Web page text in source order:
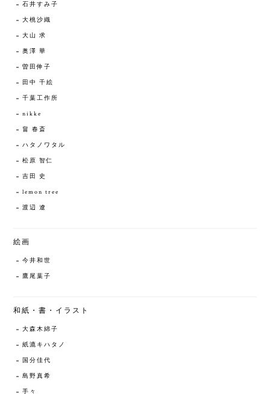
石井すみ子
大桃沙織
大山 求
奥澤 華
曽田伸子
田中 千絵
千葉工作所
nikke
畠 春斎
ハタノワタル
松原 智仁
吉田 史
lemon tree
渡辺 遼
絵画
今井和世
鷹尾葉子
和紙・書・イラスト
大森木綿子
紙漉キハタノ
国分佳代
島野真希
手々